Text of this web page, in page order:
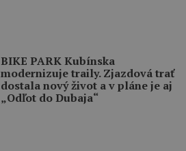
BIKE PARK Kubínska
modernizuje traily. Zjazdová trať
dostala nový život a v pláne je aj
„Odľot do Dubaja“